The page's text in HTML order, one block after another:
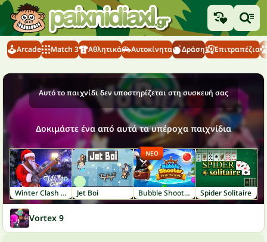
Arcade Match 3 Αθλητικά Αυτοκίνητα Δράση Επιτραπέζια
Αυτό το παιχνίδι δεν υποστηρίζεται στη συσκευή σας
Δοκιμάστε ένα από αυτά τα υπέροχα παιχνίδια
Winter Clash 3D Jet Boi Bubble Shooter: Pirate Treasures
ΝΈΟ
Spider Solitaire
Vortex 9